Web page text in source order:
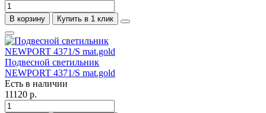
В корзину Купить в 1 клик
Подвесной светильник
NEWPORT 4371/S mat.gold
Есть в наличии
11120 р.